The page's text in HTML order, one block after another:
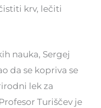
krv, lečiti
nauka, Sergej
da se kopriva se
lek za
Turiščev je